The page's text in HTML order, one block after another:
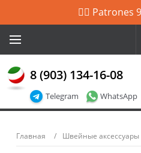
🙋‍♀️ Patrones
Telegram WhatsApp
8 (903) 134-16-08
Главная Швейные аксессуары